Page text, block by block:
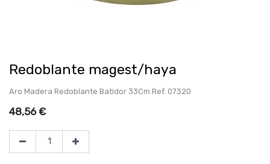
Redoblante magest/haya
Aro Madera Redoblante Batidor 33Cm Ref. 07320
48,56€